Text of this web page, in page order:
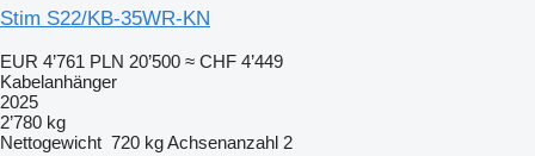
Stim S22/KB-35WR-KN
EUR 4’761 PLN 20’500 ≈ CHF 4’449
Kabelanhänger
2025
2’780 kg
Nettogewicht 720 kgAchsenanzahl 2